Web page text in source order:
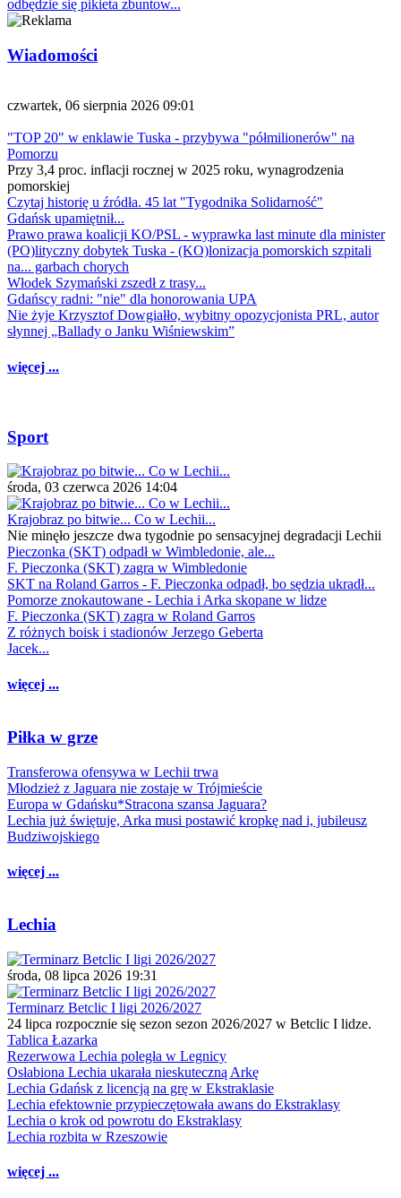
odbędzie się pikieta zbuntow...
Wiadomości
czwartek, 06 sierpnia 2026 09:01
"TOP 20" w enklawie Tuska - przybywa "półmilionerów" na
Pomorzu
Przy 3,4 proc. inflacji rocznej w 2025 roku, wynagrodzenia
pomorskiej
Czytaj historię u źródła. 45 lat "Tygodnika Solidarność"
Gdańsk upamiętnił...
Prawo prawa koalicji KO/PSL - wyprawka last minute dla minister
(PO)lityczny dobytek Tuska - (KO)lonizacja pomorskich szpitali
na... garbach chorych
Włodek Szymański zszedł z trasy...
Gdańscy radni: "nie" dla honorowania UPA
Nie żyje Krzysztof Dowgiałło, wybitny opozycjonista PRL, autor
słynnej „Ballady o Janku Wiśniewskim”
więcej ...
Sport
środa, 03 czerwca 2026 14:04
Krajobraz po bitwie... Co w Lechii...
Nie minęło jeszcze dwa tygodnie po sensacyjnej degradacji Lechii
Pieczonka (SKT) odpadł w Wimbledonie, ale...
F. Pieczonka (SKT) zagra w Wimbledonie
SKT na Roland Garros - F. Pieczonka odpadł, bo sędzia ukradł...
Pomorze znokautowane - Lechia i Arka skopane w lidze
F. Pieczonka (SKT) zagra w Roland Garros
Z różnych boisk i stadionów Jerzego Geberta
Jacek...
więcej ...
Piłka w grze
Transferowa ofensywa w Lechii trwa
Młodzież z Jaguara nie zostaje w Trójmieście
Europa w Gdańsku*Stracona szansa Jaguara?
Lechia już świętuje, Arka musi postawić kropkę nad i, jubileusz
Budziwojskiego
więcej ...
Lechia
środa, 08 lipca 2026 19:31
Terminarz Betclic I ligi 2026/2027
24 lipca rozpocznie się sezon sezon 2026/2027 w Betclic I lidze.
Tablica Łazarka
Rezerwowa Lechia poległa w Legnicy
Osłabiona Lechia ukarała nieskuteczną Arkę
Lechia Gdańsk z licencją na grę w Ekstraklasie
Lechia efektownie przypieczętowała awans do Ekstraklasy
Lechia o krok od powrotu do Ekstraklasy
Lechia rozbita w Rzeszowie
więcej ...